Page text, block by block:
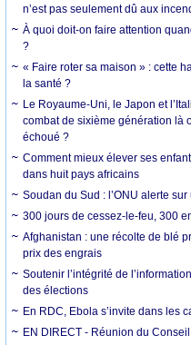
n’est pas seulement dû aux
À quoi doit-on faire attention
?
« Faire roter sa maison » : cette
la santé ?
Le Royaume-Uni, le Japon et
combat de sixième génération là
échoué ?
Comment mieux élever ses
dans huit pays africains
Soudan du Sud : l’ONU alerte
300 jours de cessez-le-feu, 300
Afghanistan : une récolte de blé
prix des engrais
Soutenir l’intégrité de
des élections
En RDC, Ebola s’invite dans les
EN DIRECT - Réunion du